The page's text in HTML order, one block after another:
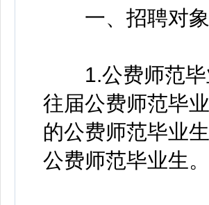
一、招聘对象
1.公费师范毕
往届公费师范毕
的公费师范毕业
公费师范毕业生。